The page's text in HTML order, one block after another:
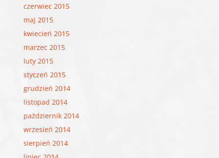
czerwiec 2015
maj 2015
kwiecień 2015
marzec 2015
luty 2015
styczeń 2015
grudzień 2014
listopad 2014
październik 2014
wrzesień 2014
sierpień 2014